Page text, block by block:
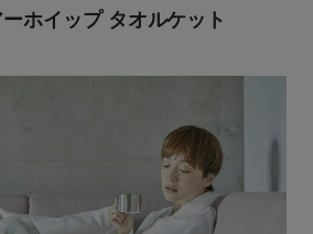
ホイップ タオルケット